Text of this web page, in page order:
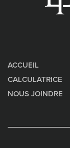
ACCUEIL
CALCULATRICE
NOUS JOINDRE